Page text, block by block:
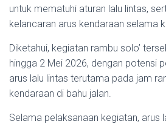
untuk mematuhi aturan lalu lintas,
kelancaran arus kendaraan selama
Diketahui, kegiatan rambu solo’
hingga 2 Mei 2026, dengan potensi
arus lalu lintas terutama pada jam
kendaraan di bahu jalan.
Selama pelaksanaan kegiatan, arus